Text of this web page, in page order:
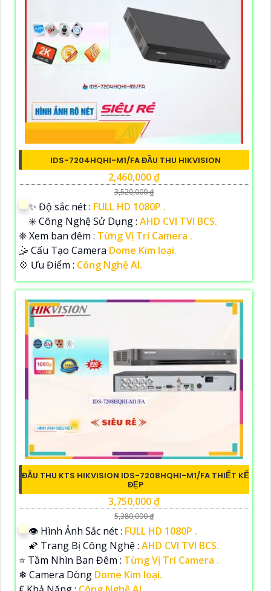
IDS-7204HQHI-M1/FA ĐẦU THU HIKVISION
2,460,000 ₫
3,520,000 ₫
✨ Độ sắc nét : FULL HD 1080P .
✳️ Công Nghệ Sử Dụng : AHD CVI TVI BCS.
❈ Xem ban đêm : Từng Vị Trí Camera .
🤹 Cấu Tạo Camera Dome Kim loại.
️💠 Ưu Điểm : Công Nghệ AI.
ĐẦU THU KTS HIKVISION IDS-7208HQHI-M1/FA THIẾT KẾ
ĐẸP
3,750,000 ₫
5,380,000 ₫
👁 Hình Ảnh Sắc nét : FULL HD 1080P .
🌠 Trang Bị Công Nghệ : AHD CVI TVI BCS.
⭐ Tầm Nhìn Ban Đêm : Từng Vị Trí Camera .
❄ Camera Dòng Dome Kim loại.